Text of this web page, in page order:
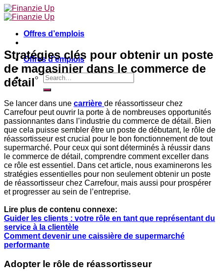
Skip
to
Offres d’emplois
Offres d’emplois
Stratégies clés pour obtenir un poste
de magasinier dans le commerce de
détail
Se lancer dans une carrière de réassortisseur chez
Carrefour peut ouvrir la porte à de nombreuses opportunités
passionnantes dans l’industrie du commerce de détail. Bien
que cela puisse sembler être un poste de débutant, le rôle de
réassortisseur est crucial pour le bon fonctionnement de tout
supermarché. Pour ceux qui sont déterminés à réussir dans
le commerce de détail, comprendre comment exceller dans
ce rôle est essentiel. Dans cet article, nous examinerons les
stratégies essentielles pour non seulement obtenir un poste
de réassortisseur chez Carrefour, mais aussi pour prospérer
et progresser au sein de l’entreprise.
Lire plus de contenu connexe:
Guider les clients : votre rôle en tant que représentant du
service à la clientèle
Comment devenir une caissière de supermarché
performante
Adopter le rôle de réassortisseur